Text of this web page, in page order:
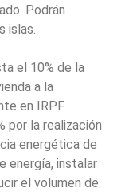
Podrán
islas.
el 10% de la
a la
en IRPF.
por la realización
energética de
energía, instalar
el volumen de